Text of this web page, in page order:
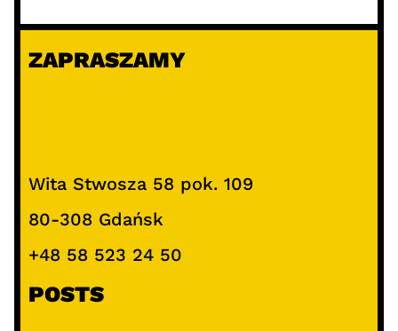
ZAPRASZAMY
Wita Stwosza 58 pok. 109
80-308 Gdańsk
+48 58 523 24 50
POSTS